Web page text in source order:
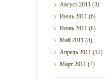
Август2011 (3)
Июль2011 (6)
Июнь2011 (8)
Май2011 (8)
Апрель2011 (12)
Март2011 (7)